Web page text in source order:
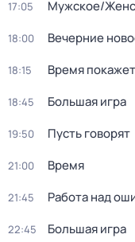
17:05 Мужское/
18:00 Вечерние
18:15 Время покажет
18:45 Большая игра
19:50 Пусть говорят
21:00 Время
21:45 Работа над
22:45 Большая игра